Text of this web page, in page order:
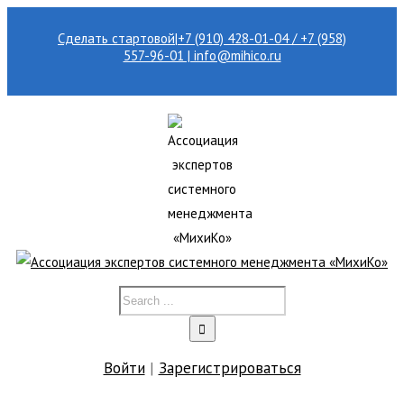
Сделать стартовой|+7 (910) 428-01-04 / +7 (958)
557-96-01 | info@mihico.ru
Войти| Зарегистрироваться